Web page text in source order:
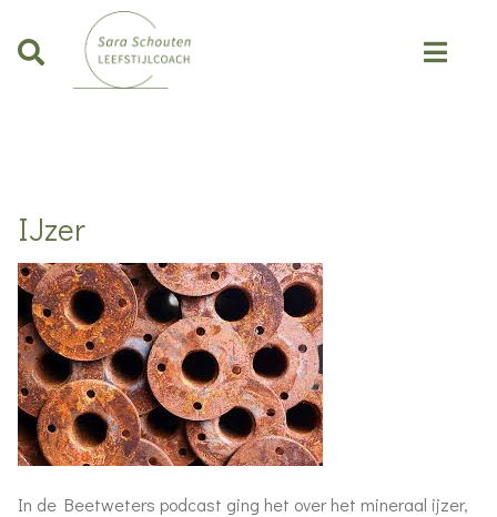
IJzer
In de Beetweters podcast ging het over het mineraal ijzer,